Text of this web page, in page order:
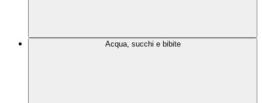
Acqua, succhi e bibite